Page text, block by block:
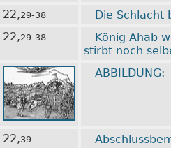
22,29-38
Die Schlacht
22,29-38
König Ahab
stirbt noch
ABBILDUNG:
22,39